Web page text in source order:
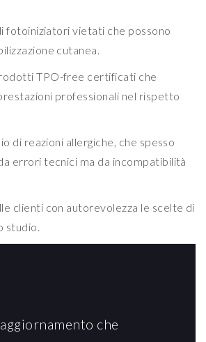
fotoiniziatori vietati che possono
cutanea.
TPO-free certificati che
professionali nel rispetto
di reazioni allergiche, che spesso
errori tecnici ma da incompatibilità
clienti con autorevolezza le scelte di
studio.
che